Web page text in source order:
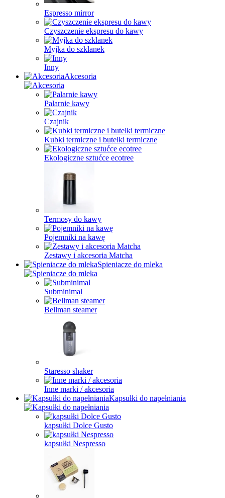
Espresso mirror
Czyszczenie ekspresu do kawy
Myjka do szklanek
Inny
Akcesoria
Palarnie kawy
Czajnik
Kubki termiczne i butelki termiczne
Ekologiczne sztućce ecotree
Termosy do kawy
Pojemniki na kawę
Zestawy i akcesoria Matcha
Spieniacze do mleka
Subminimal
Bellman steamer
Staresso shaker
Inne marki / akcesoria
Kapsułki do napełniania
kapsułki Dolce Gusto
kapsułki Nespresso